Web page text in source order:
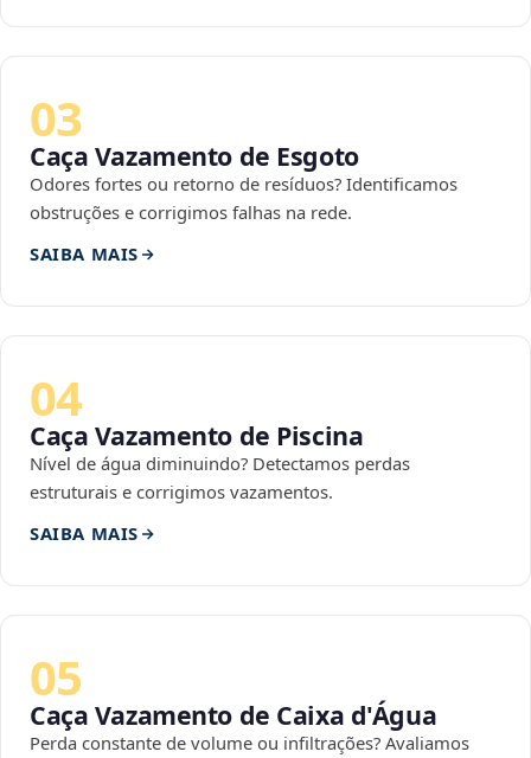
03
Caça Vazamento de Esgoto
Odores fortes ou retorno de resíduos? Identificamos
obstruções e corrigimos falhas na rede.
SAIBA MAIS
04
Caça Vazamento de Piscina
Nível de água diminuindo? Detectamos perdas
estruturais e corrigimos vazamentos.
SAIBA MAIS
05
Caça Vazamento de Caixa d'Água
Perda constante de volume ou infiltrações? Avaliamos